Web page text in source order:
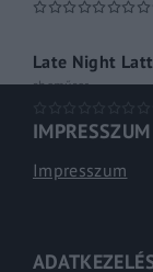
Late Night
shoműsor
IMPRESSZUM
Impresszum